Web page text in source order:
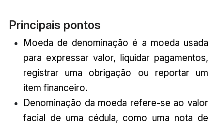
Principais pontos
Moeda de denominação é a moeda usada
para expressar valor, liquidar pagamentos,
registrar uma obrigação ou reportar um
item financeiro.
Denominação da moeda refere-se ao valor
facial de uma cédula, como uma nota de